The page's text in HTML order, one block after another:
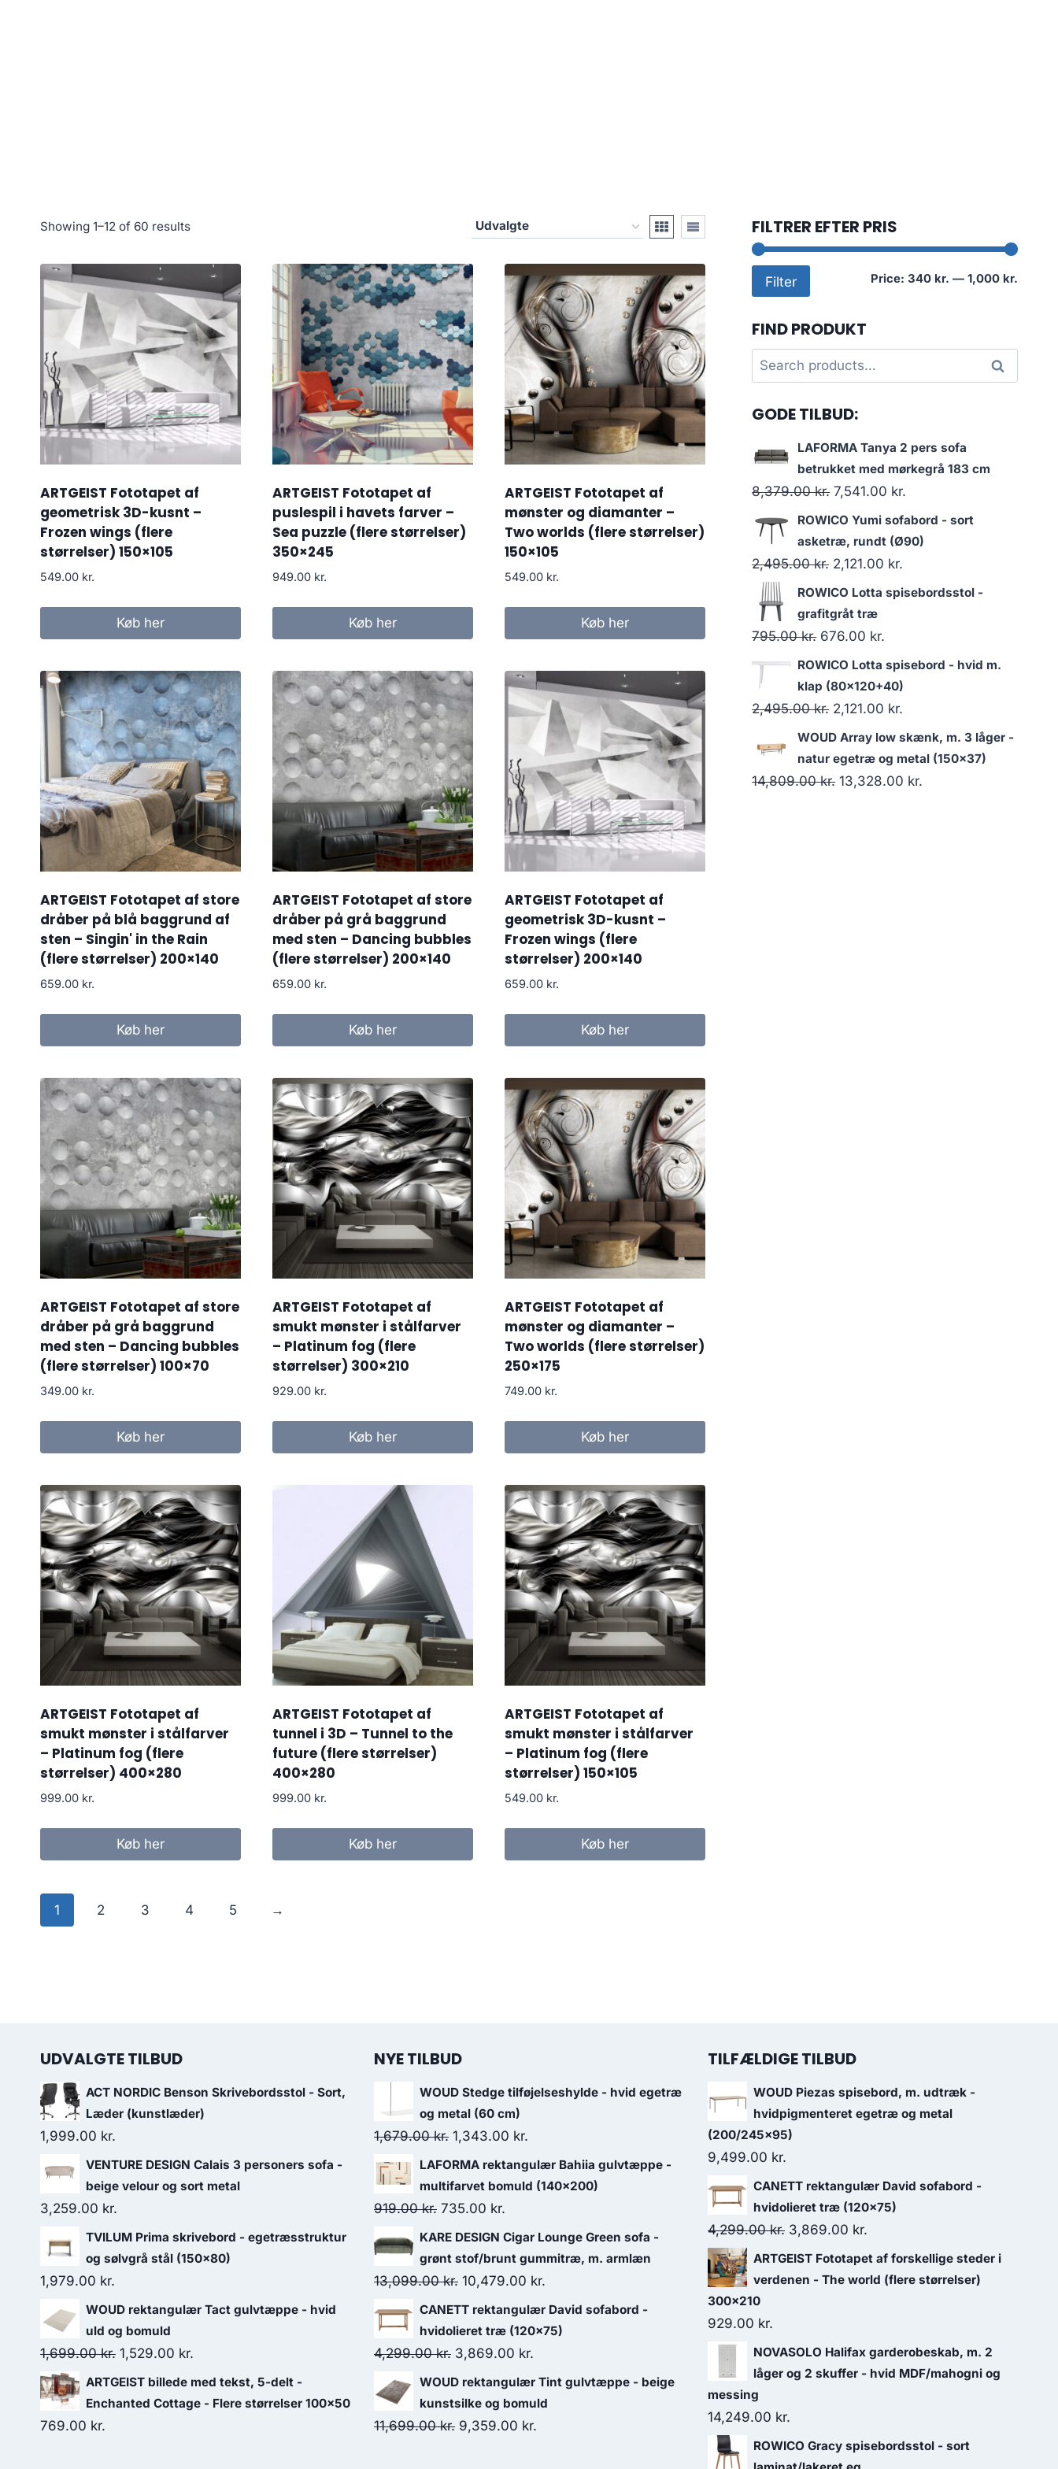
Showing 1–12 of 60 results
ARTGEIST Fototapet af
geometrisk 3D-kusnt –
Frozen wings (flere
størrelser) 150×105
549.00 kr.
Køb her
ARTGEIST Fototapet af
puslespil i havets farver –
Sea puzzle (flere størrelser)
350×245
949.00 kr.
Køb her
ARTGEIST Fototapet af
mønster og diamanter –
Two worlds (flere størrelser)
150×105
549.00 kr.
Køb her
ARTGEIST Fototapet af store
dråber på blå baggrund af
sten – Singin' in the Rain
(flere størrelser) 200×140
659.00 kr.
Køb her
ARTGEIST Fototapet af store
dråber på grå baggrund
med sten – Dancing bubbles
(flere størrelser) 200×140
659.00 kr.
Køb her
ARTGEIST Fototapet af
geometrisk 3D-kusnt –
Frozen wings (flere
størrelser) 200×140
659.00 kr.
Køb her
ARTGEIST Fototapet af store
dråber på grå baggrund
med sten – Dancing bubbles
(flere størrelser) 100×70
349.00 kr.
Køb her
ARTGEIST Fototapet af
smukt mønster i stålfarver
– Platinum fog (flere
størrelser) 300×210
929.00 kr.
Køb her
ARTGEIST Fototapet af
mønster og diamanter –
Two worlds (flere størrelser)
250×175
749.00 kr.
Køb her
ARTGEIST Fototapet af
smukt mønster i stålfarver
– Platinum fog (flere
størrelser) 400×280
999.00 kr.
Køb her
ARTGEIST Fototapet af
tunnel i 3D – Tunnel to the
future (flere størrelser)
400×280
999.00 kr.
Køb her
ARTGEIST Fototapet af
smukt mønster i stålfarver
– Platinum fog (flere
størrelser) 150×105
549.00 kr.
Køb her
1 2 3 4 5 →
FILTRER EFTER PRIS
Min
Max
Filter Price: 340 kr. — 1,000 kr.
FIND PRODUKT
Search
for:
Search
GODE TILBUD:
LAFORMA Tanya 2 pers sofa
betrukket med mørkegrå 183 cm
8,379.00kr. 7,541.00 kr.
ROWICO Yumi sofabord - sort
asketræ, rundt (Ø90)
2,495.00kr. 2,121.00 kr.
ROWICO Lotta spisebordsstol -
grafitgråt træ
795.00kr. 676.00 kr.
ROWICO Lotta spisebord - hvid m.
klap (80x120+40)
2,495.00kr. 2,121.00 kr.
WOUD Array low skænk, m. 3 låger -
natur egetræ og metal (150x37)
14,809.00kr. 13,328.00 kr.
UDVALGTE TILBUD
ACT NORDIC Benson Skrivebordsstol - Sort,
Læder (kunstlæder)
1,999.00 kr.
VENTURE DESIGN Calais 3 personers sofa -
beige velour og sort metal
3,259.00 kr.
TVILUM Prima skrivebord - egetræsstruktur
og sølvgrå stål (150x80)
1,979.00 kr.
WOUD rektangulær Tact gulvtæppe - hvid
uld og bomuld
1,699.00kr. 1,529.00 kr.
ARTGEIST billede med tekst, 5-delt -
Enchanted Cottage - Flere størrelser 100x50
769.00 kr.
NYE TILBUD
WOUD Stedge tilføjelseshylde - hvid egetræ
og metal (60 cm)
1,679.00kr. 1,343.00 kr.
LAFORMA rektangulær Bahiia gulvtæppe -
multifarvet bomuld (140x200)
919.00kr. 735.00 kr.
KARE DESIGN Cigar Lounge Green sofa -
grønt stof/brunt gummitræ, m. armlæn
13,099.00kr. 10,479.00 kr.
CANETT rektangulær David sofabord -
hvidolieret træ (120x75)
4,299.00kr. 3,869.00 kr.
WOUD rektangulær Tint gulvtæppe - beige
kunstsilke og bomuld
11,699.00kr. 9,359.00 kr.
TILFÆLDIGE TILBUD
WOUD Piezas spisebord, m. udtræk -
hvidpigmenteret egetræ og metal
(200/245x95)
9,499.00 kr.
CANETT rektangulær David sofabord -
hvidolieret træ (120x75)
4,299.00kr. 3,869.00 kr.
ARTGEIST Fototapet af forskellige steder i
verdenen - The world (flere størrelser)
300x210
929.00 kr.
NOVASOLO Halifax garderobeskab, m. 2
låger og 2 skuffer - hvid MDF/mahogni og
messing
14,249.00 kr.
ROWICO Gracy spisebordsstol - sort